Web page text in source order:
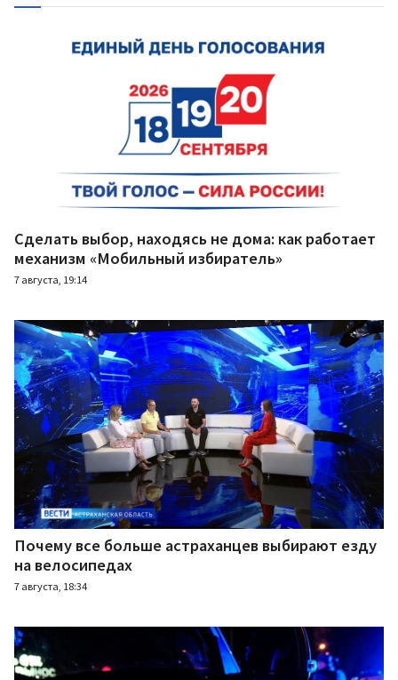
Сделать выбор, находясь не дома: как работает
механизм «Мобильный избиратель»
7 августа, 19:14
Почему все больше астраханцев выбирают езду
на велосипедах
7 августа, 18:34